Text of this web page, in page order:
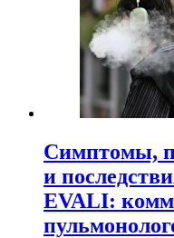
Симптомы,
и
EVALI: